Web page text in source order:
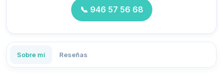
📞 946 57 56 68
Sobre mí Reseñas